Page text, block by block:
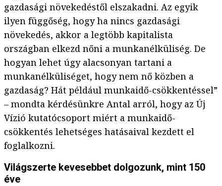
gazdasági növekedéstől elszakadni. Az egyik
ilyen függőség, hogy ha nincs gazdasági
növekedés, akkor a legtöbb kapitalista
országban elkezd nőni a munkanélküliség. De
hogyan lehet úgy alacsonyan tartani a
munkanélküliséget, hogy nem nő közben a
gazdaság? Hát például munkaidő-csökkentéssel”
– mondta kérdésünkre Antal arról, hogy az Új
Vízió kutatócsoport miért a munkaidő-
csökkentés lehetséges hatásaival kezdett el
foglalkozni.
Világszerte kevesebbet dolgozunk, mint 150
éve